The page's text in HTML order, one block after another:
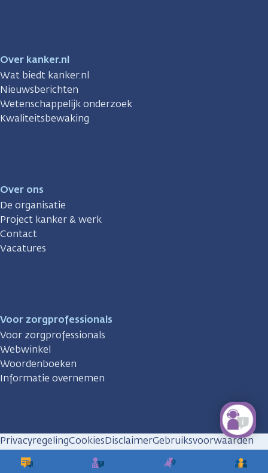
Over kanker.nl
Wat biedt kanker.nl
Nieuwsberichten
Wetenschappelijk onderzoek
Kwaliteitsbewaking
Over ons
De organisatie
Project kanker & werk
Contact
Vacatures
Voor zorgprofessionals
Voor zorgprofessionals
Webwinkel
Woordenboeken
Informatie overnemen
PrivacyregelingCookiesDisclaimerGebruiksvoorwaarden
Huisregels